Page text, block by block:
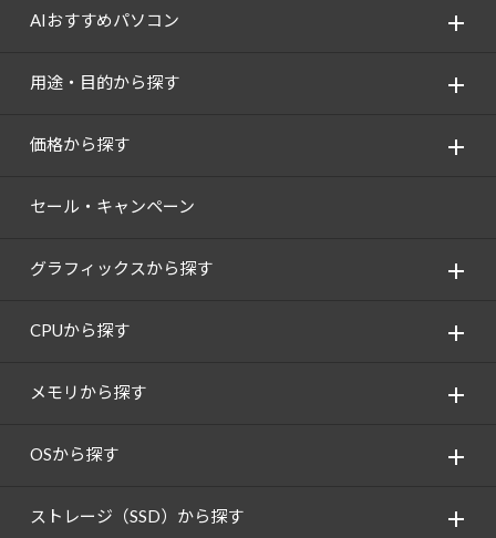
AIおすすめパソコン
用途・目的から探す
価格から探す
セール・キャンペーン
グラフィックスから探す
CPUから探す
メモリから探す
OSから探す
ストレージ（SSD）から探す